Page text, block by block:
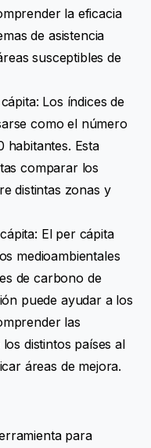
la eficacia
de asistencia
susceptibles de
Los índices de
como el número
habitantes. Esta
comparar los
distintas zonas y
El per cápita
medioambientales
de carbono de
puede ayudar a los
las
distintos países al
áreas de mejora.
para